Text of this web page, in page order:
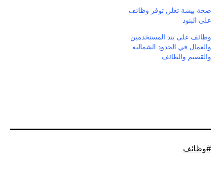
صحة بيشة تعلن توفر وظائف
على البنود
وظائف على بند المستخدمين
والعمال في الحدود الشمالية
والقصيم والطائف
موسوم
وظائف